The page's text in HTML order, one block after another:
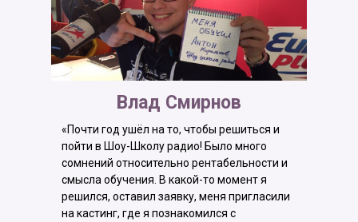
«Почти год ушёл на то, чтобы решиться и
пойти в Шоу-Школу радио! Было много
сомнений относительно рентабельности и
смысла обучения. В какой-то момент я
решился, оставил заявку, меня пригласили
на кастинг, где я познакомился с
Влад Смирнов